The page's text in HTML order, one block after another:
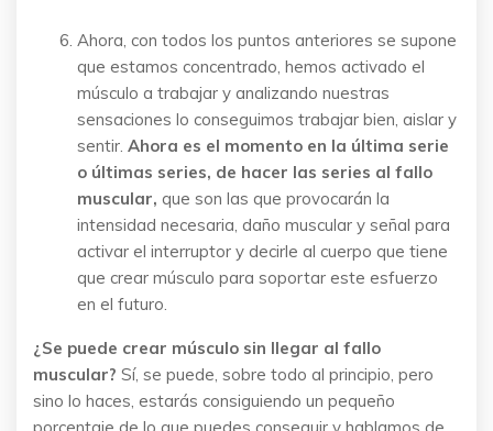
Ahora, con todos los puntos anteriores se supone
que estamos concentrado, hemos activado el
músculo a trabajar y analizando nuestras
sensaciones lo conseguimos trabajar bien, aislar y
sentir. Ahora es el momento en la última serie
o últimas series, de hacer las series al fallo
muscular, que son las que provocarán la
intensidad necesaria, daño muscular y señal para
activar el interruptor y decirle al cuerpo que tiene
que crear músculo para soportar este esfuerzo
en el futuro.
¿Se puede crear músculo sin llegar al fallo
muscular? Sí, se puede, sobre todo al principio, pero
sino lo haces, estarás consiguiendo un pequeño